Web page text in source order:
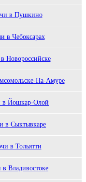
в Пушкино
в Чебоксарах
Новороссийске
На-Амуре
в Йошкар-Олой
в Сыктывкаре
в Тольятти
Владивостоке